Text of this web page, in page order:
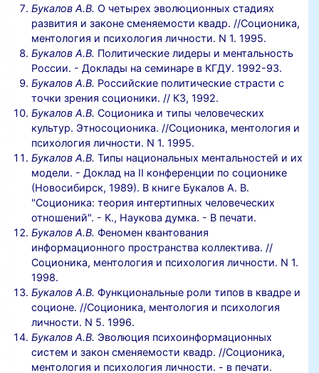
Букалов А.В. О четырех эволюционных стадиях
развития и законе сменяемости квадр. //Соционика,
ментология и психология личности. N 1. 1995.
Букалов А.В. Политические лидеры и ментальность
России. - Доклады на семинаре в КГДУ. 1992-93.
Букалов А.В. Российские политические страсти с
точки зрения соционики. // КЗ, 1992.
Букалов А.В. Соционика и типы человеческих
культур. Этносоционика. //Соционика, ментология и
психология личности. N 1. 1995.
Букалов А.В. Типы национальных ментальностей и их
модели. - Доклад на II конференции по соционике
(Новосибирск, 1989). В книге Букалов А. В.
"Соционика: теория интертипных человеческих
отношений". - К., Наукова думка. - В печати.
Букалов А.В. Феномен квантования
информационного пространства коллектива. //
Соционика, ментология и психология личности. N 1.
1998.
Букалов А.В. Функциональные роли типов в квадре и
соционе. //Соционика, ментология и психология
личности. N 5. 1996.
Букалов А.В. Эволюция психоинформационных
систем и закон сменяемости квадр. //Соционика,
ментология и психология личности. - в печати.